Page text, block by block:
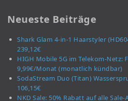
Neueste Beiträge
Shark Glam 4-in-1 Haarstyler
239,12€
HIGH Mobile 5G im Telekom-Netz:
9,99€/Monat (monatlich kündbar)
SodaStream Duo (Titan)
106,15€
NKD Sale: 50% Rabatt auf alle